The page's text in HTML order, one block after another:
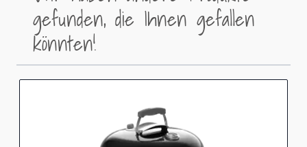
gefunden, die Ihnen gefallen
könnten!